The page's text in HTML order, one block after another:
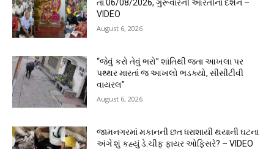
તા.06/08/2026, ગુરૂવારની આરતીના દર્શન –
VIDEO
August 6, 2026
“જેવું કરો તેવું ભરો” શાંતિથી જતા આખલા પર
પથ્થર મારતાં જ આખલો ભડક્યો, સીસીટીવી
વાયરલ”
August 6, 2026
જામનગરમાં મકાનની છત ધરાશાયી થયાની ઘટના
અંગે શું કહ્યું ડે.ચીફ ફાયર ઓફિસરે? – VIDEO